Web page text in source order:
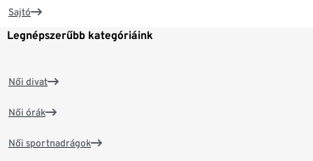
Sajtó
Legnépszerűbb kategóriáink
Női divat
Női órák
Női sportnadrágok